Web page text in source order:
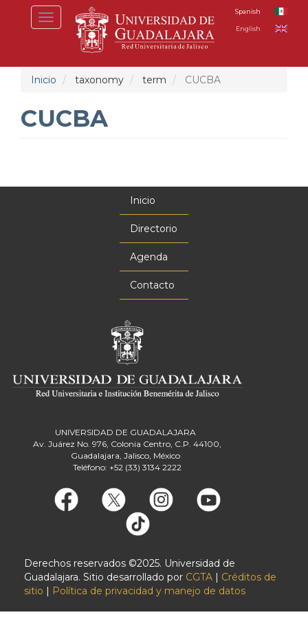
Toggle
navigation
Spanish
English
Inicio taxonomy term CUCBA
CUCBA
Inicio
Directorio
Agenda
Contacto
UNIVERSIDAD DE GUADALAJARA
Av. Juárez No. 976, Colonia Centro, C.P. 44100,
Guadalajara, Jalisco, México
Teléfono: +52 (33) 3134 2222
Derechos reservados ©2025. Universidad de
Guadalajara. Sitio desarrollado por CGTA | Créditos de
sitio | Política de privacidad y manejo de datos